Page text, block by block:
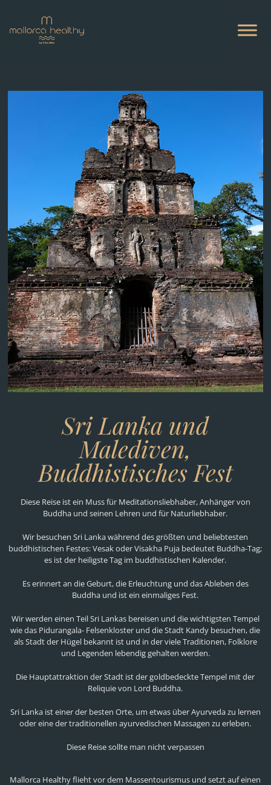
Sri Lanka und
Malediven,
Buddhistisches Fest
Diese Reise ist ein Muss für Meditationsliebhaber, Anhänger von
Buddha und seinen Lehren und für Naturliebhaber.
Wir besuchen Sri Lanka während des größten und beliebtesten
buddhistischen Festes: Vesak oder Visakha Puja bedeutet Buddha-Tag;
es ist der heiligste Tag im buddhistischen Kalender.
Es erinnert an die Geburt, die Erleuchtung und das Ableben des
Buddha und ist ein einmaliges Fest.
Wir werden einen Teil Sri Lankas bereisen und die wichtigsten Tempel
wie das Pidurangala- Felsenkloster und die Stadt Kandy besuchen, die
als Stadt der Hügel bekannt ist und in der viele Traditionen, Folklore
und Legenden lebendig gehalten werden.
Die Hauptattraktion der Stadt ist der goldbedeckte Tempel mit der
Reliquie von Lord Buddha.
Sri Lanka ist einer der besten Orte, um etwas über Ayurveda zu lernen
oder eine der traditionellen ayurvedischen Massagen zu erleben.
Diese Reise sollte man nicht verpassen
Mallorca Healthy flieht vor dem Massentourismus und setzt auf einen